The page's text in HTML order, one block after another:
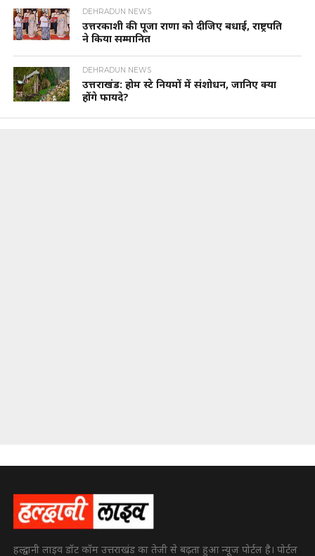
DEHRADUN NEWS
उत्तरकाशी की पूजा राणा को दीजिए बधाई, राष्ट्रपति
ने किया सम्मानित
DEHRADUN NEWS
उत्तराखंड: होम स्टे नियमों में संशोधन, जानिए क्या
होंगे फायदे?
हल्द्वानी लाइव डॉट कॉम उत्तराखंड का तेजी से बढ़ता हुआ न्यूज पोर्टल है। पोर्टल